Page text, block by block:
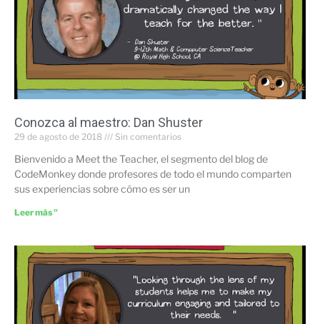
Conozca al maestro: Dan Shuster
29 de agosto de 2018 Sin comentarios
Bienvenido a Meet the Teacher, el segmento del blog de
CodeMonkey donde profesores de todo el mundo comparten
sus experiencias sobre cómo es ser un
Leer más "